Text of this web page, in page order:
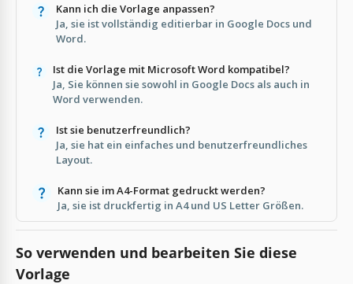
Kann ich die Vorlage anpassen?
Ja, sie ist vollständig editierbar in Google Docs und
Word.
Ist die Vorlage mit Microsoft Word kompatibel?
Ja, Sie können sie sowohl in Google Docs als auch in
Word verwenden.
Ist sie benutzerfreundlich?
Ja, sie hat ein einfaches und benutzerfreundliches
Layout.
Kann sie im A4-Format gedruckt werden?
Ja, sie ist druckfertig in A4 und US Letter Größen.
So verwenden und bearbeiten Sie diese
Vorlage